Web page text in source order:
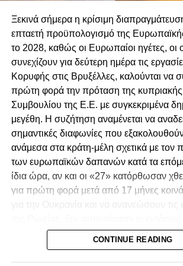
Αγγελίδη από τις θέσεις του
και Βοηθού Γενικού Εισαγγελέα.
Ανεξάρτητη διερεύνηση για τα
καταγράφονται στο Πόρισμα.
Προσαγωγή των υπόπτων στη
λογοδοσία και τιμωρία των
Αναστήλωση των θεσμών και
δικαίου στην χώρα μας.
Ξεκινά σήμερα η κρίσιμη
επταετή προϋπολογισμό της
το 2028, καθώς οι Ευρωπαίοι ηγέτες, οι
συνεχίζουν για δεύτερη ημέρα τις
Κορυφής στις Βρυξέλλες, καλούνται να
πρώτη φορά την πρόταση της κυπριακής
Συμβουλίου της Ε.Ε. με συγκεκριμένα
μεγέθη. Η συζήτηση αναμένεται να
σημαντικές διαφωνίες που
ανάμεσα στα κράτη-μέλη σχετικά με τον
των ευρωπαϊκών δαπανών κατά τα
ίδια ώρα, αν και οι «27» κατόρθωσαν
για πρώτη φορά μετά από 17 μήνες
πρωτοβουλία του προέδρου του
Συμβουλίου, Αντόνιο Κόστα, να
επικοινωνίας με τη Μόσχα.
CONTINUE READING